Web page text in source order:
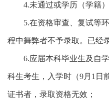
4.未通过或学历（学籍
5.在资格审查、复试等
程中舞弊者不予录取。已经
6.应届本科毕业生及自
科生考生，入学时（9月 1 日
证书者，录取资格无效；